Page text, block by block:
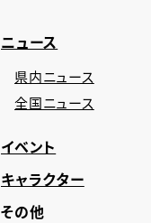
ニュース
県内ニュース
全国ニュース
イベント
キャラクター
その他